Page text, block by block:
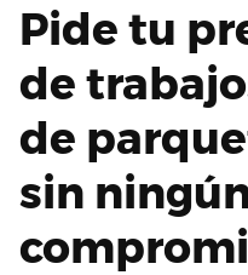
Pide tu
de
de
sin